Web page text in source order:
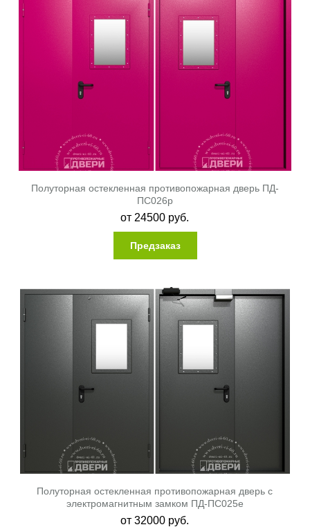
Полуторная остекленная противопожарная дверь ПД-
ПС026p
от 24500 руб.
Предзаказ
Полуторная остекленная противопожарная дверь с
электромагнитным замком ПД-ПС025e
от32000 руб.